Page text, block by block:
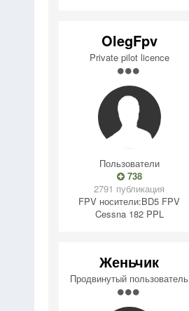
OlegFpv
Private pilot licence
Пользователи
738
2791 публикация
FPV носители:BD5 FPV
Cessna 182 PPL
Женьчик
Продвинутый пользователь